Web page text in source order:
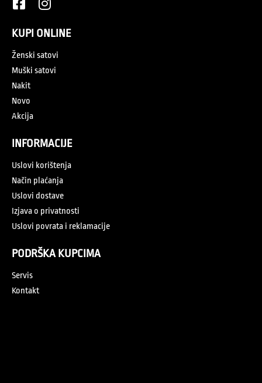
KUPI ONLINE
Ženski satovi
Muški satovi
Nakit
Novo
Akcija
INFORMACIJE
Uslovi korištenja
Način plaćanja
Uslovi dostave
Izjava o privatnosti
Uslovi povrata i reklamacije
PODRŠKA KUPCIMA
Servis
Kontakt